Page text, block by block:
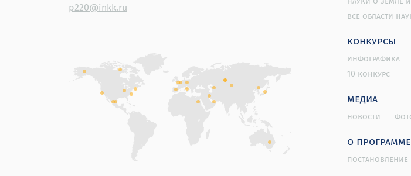
p220@inkk.ru
все области
конкурсы
инфографика
10 конкурс
медиа
новости
о программе